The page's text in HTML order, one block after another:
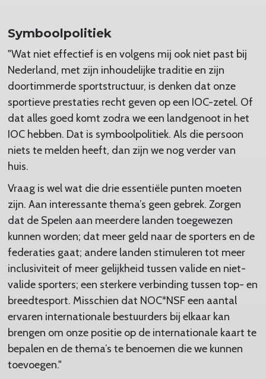
Symboolpolitiek
"Wat niet effectief is en volgens mij ook niet past bij
Nederland, met zijn inhoudelijke traditie en zijn
doortimmerde sportstructuur, is denken dat onze
sportieve prestaties recht geven op een IOC-zetel. Of
dat alles goed komt zodra we een landgenoot in het
IOC hebben. Dat is symboolpolitiek. Als die persoon
niets te melden heeft, dan zijn we nog verder van
huis.
Vraag is wel wat die drie essentiële punten moeten
zijn. Aan interessante thema’s geen gebrek. Zorgen
dat de Spelen aan meerdere landen toegewezen
kunnen worden; dat meer geld naar de sporters en de
federaties gaat; andere landen stimuleren tot meer
inclusiviteit of meer gelijkheid tussen valide en niet-
valide sporters; een sterkere verbinding tussen top- en
breedtesport. Misschien dat NOC*NSF een aantal
ervaren internationale bestuurders bij elkaar kan
brengen om onze positie op de internationale kaart te
bepalen en de thema’s te benoemen die we kunnen
toevoegen."